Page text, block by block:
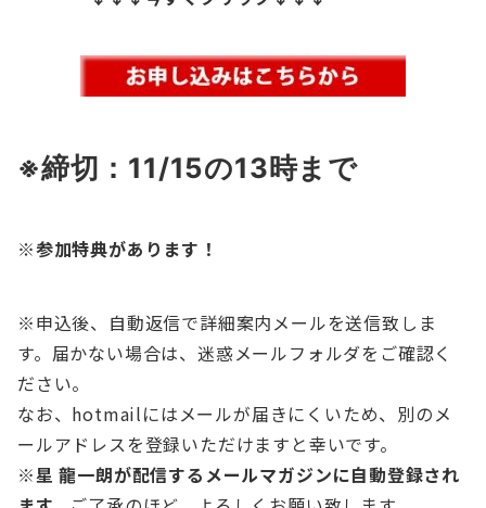
※締切：11/15の13時まで
※参加特典があります！
※申込後、自動返信で詳細案内メールを送信致しま
す。届かない場合は、迷惑メールフォルダをご確認く
ださい。
なお、hotmailにはメールが届きにくいため、別のメ
ールアドレスを登録いただけますと幸いです。
※星 龍一朗が配信するメールマガジンに自動登録され